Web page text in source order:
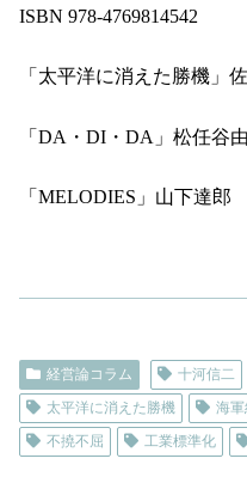
ISBN 978-4769814542
「太平洋に消えた勝機」
「 DA ・ DI ・ DA 」松任谷
「 MELODIES 」山下達郎
経営論コラム 十河信二
太平洋に消えた勝機
海
不撓不屈
工業標準化